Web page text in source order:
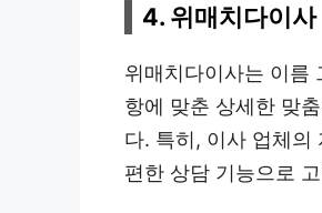
4. 위매치다이사
위매치다이사는 이름
항에 맞춘 상세한 맞
다. 특히, 이사 업체의
편한 상담 기능으로